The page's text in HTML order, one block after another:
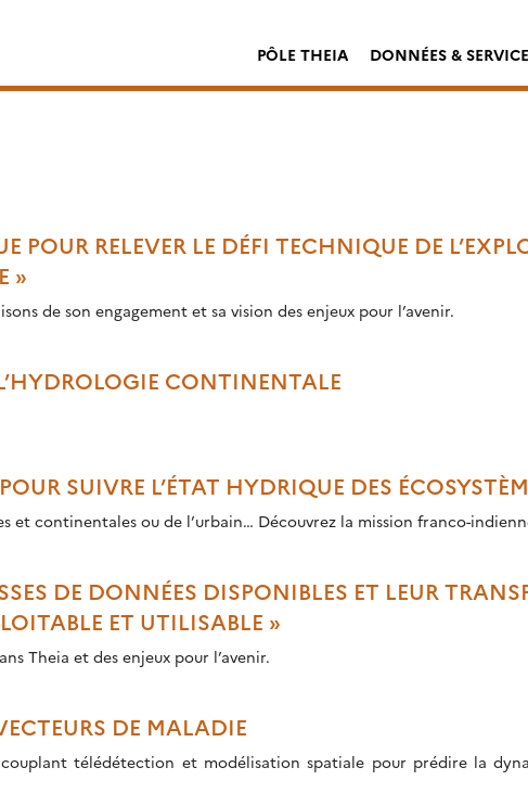
PÔLE THEIA DONNÉES &
RELEVER LE DÉFI TECHNIQUE DE
»
de son engagement et sa vision des enjeux pour l’avenir.
CONTINENTALE
SUIVRE L’ÉTAT HYDRIQUE DES
Suivi de l’état hydrique, du stress des écosystèmes, des eaux côtières et
DE DONNÉES DISPONIBLES ET LEUR
ET UTILISABLE »
Theia et des enjeux pour l’avenir.
DE MALADIE
télédétection et modélisation spatiale pour prédire la